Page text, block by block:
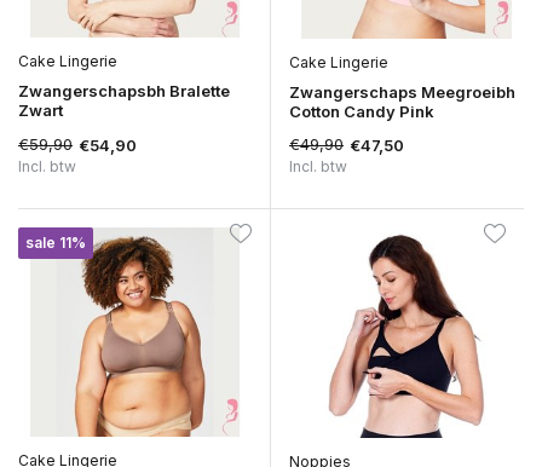
Cake Lingerie
Zwangerschapsbh Bralette
Zwart
€59,90 €54,90
Incl. btw
Cake Lingerie
Zwangerschaps Meegroeibh
Cotton Candy Pink
€49,90 €47,50
Incl. btw
sale 11%
Cake Lingerie Noppies